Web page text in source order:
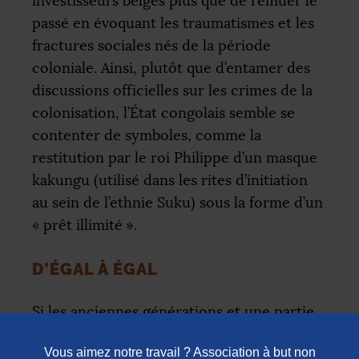
passé en évoquant les traumatismes et les
fractures sociales nés de la période
coloniale. Ainsi, plutôt que d’entamer des
discussions officielles sur les crimes de la
colonisation, l’État congolais semble se
contenter de symboles, comme la
restitution par le roi Philippe d’un masque
kakungu (utilisé dans les rites d’initiation
au sein de l’ethnie Suku) sous la forme d’un
« prêt illimité ».
D’ÉGAL À ÉGAL
Si les anciennes générations et une partie